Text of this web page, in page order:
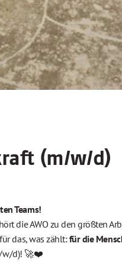
(m/w/d)
Teams!
die AWO zu den größten
das, was zählt:für die
w/d)! 🚀❤️